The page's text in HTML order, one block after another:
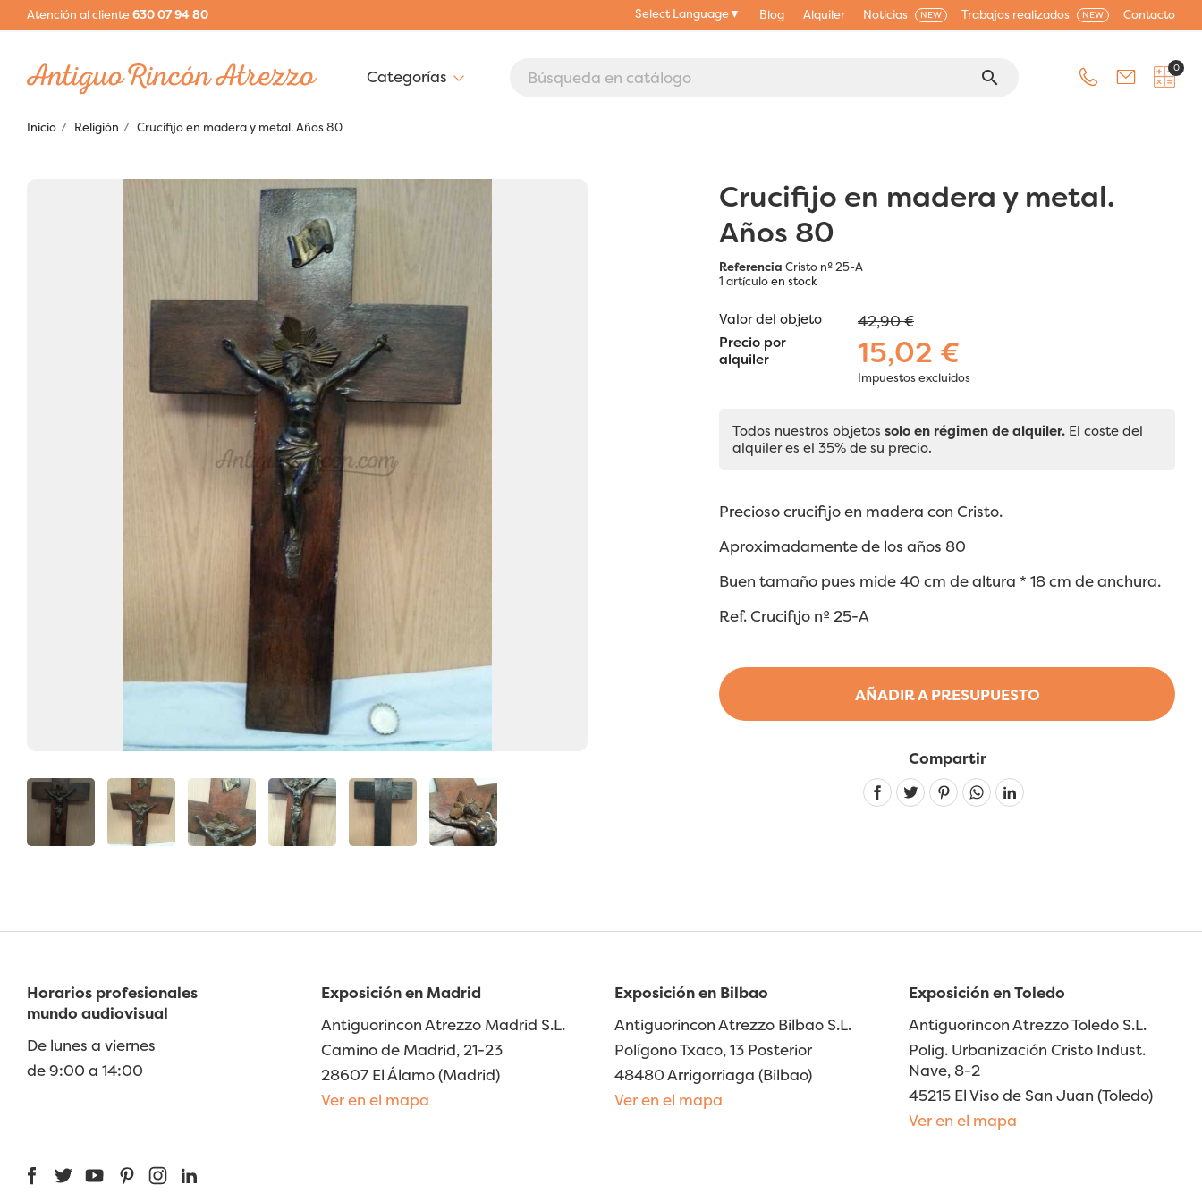
Atención al cliente630 07 94 80 Select Language▼ Blog Alquiler Noticias NEW Trabajos realizados NEW Contacto
search 0
Inicio Religión Crucifijo en madera y metal. Años 80
Crucifijo en madera y metal.
Años 80
Referencia Cristo nº 25-A
1 artículoen stock
AÑADIR A PRESUPUESTO
Valor del objeto 42,90 €
Precio por
alquiler
15,02 €
Impuestos excluidos
Todos nuestros objetos solo en régimen de alquiler. El coste del
alquiler es el 35% de su precio.
Precioso crucifijo en madera con Cristo.
Aproximadamente de los años 80
Buen tamaño pues mide 40 cm de altura * 18 cm de anchura.
Ref. Crucifijo nº 25-A
Compartir
Linkedin
Horarios profesionales
mundo audiovisual
De lunes a viernes
de 9:00 a 14:00
Exposición en Madrid
Antiguorincon Atrezzo Madrid S.L.
Camino de Madrid, 21-23
28607 El Álamo (Madrid)
Ver en el mapa
Exposición en Bilbao
Antiguorincon Atrezzo Bilbao S.L.
Polígono Txaco, 13 Posterior
48480 Arrigorriaga (Bilbao)
Ver en el mapa
Exposición en Toledo
Antiguorincon Atrezzo Toledo S.L.
Polig. Urbanización Cristo Indust.
Nave, 8-2
45215 El Viso de San Juan (Toledo)
Ver en el mapa
FacebookTwitterYouTubePinterestInstagram